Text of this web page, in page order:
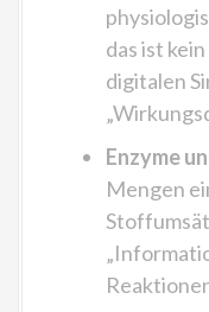
das ist
digitalen
Enzyme
Mengen